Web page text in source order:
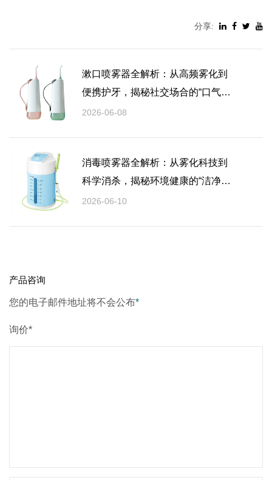
分享:
漱口喷雾器全解析：从高频雾化到
便携护牙，揭秘社交场合的“口气救
星”
2026-06-08
消毒喷雾器全解析：从雾化科技到
科学消杀，揭秘环境健康的“洁净卫
士”
2026-06-10
产品咨询
您的电子邮件地址将不会公布*
询价*